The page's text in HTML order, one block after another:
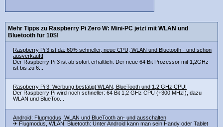
Mehr Tipps zu Raspberry Pi Zero W: Mini-PC jetzt mit WLAN und
Bluetooth für 10$!
Raspberry Pi 3 ist da: 60% schneller, neue CPU, WLAN und Bluetooth - und schon
ausverkauft!
Der Raspberry Pi 3 ist ab sofort erhältlich: Der neue 64 Bit Prozessor mit 1,2GHz
ist bis zu 6...
Raspberry Pi 3: Werbung bestätigt WLAN, BlueTooth und 1,2 GHz CPU!
Der Raspberry Pi wird noch schneller: 64 Bit 1,2 GHz CPU (+300 MHz!), dazu
WLAN und BlueToo...
Android: Flugmodus, WLAN und BlueTooth an- und ausschalten
✈ Flugmodus, WLAN, Bluetooth: Unter Android kann man sein Handy oder Tablet